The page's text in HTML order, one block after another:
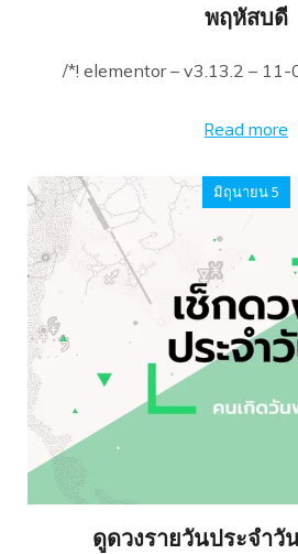
พฤหัสบดี
/*! elementor – v3.13.2 –
Read more
มิถุนายน 5
ดูดวงรายวันประจำวั